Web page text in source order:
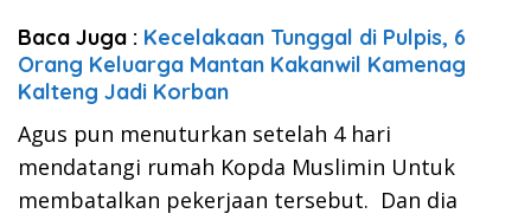
Baca Juga : Kecelakaan Tunggal di Pulpis, 6
Orang Keluarga Mantan Kakanwil Kamenag
Kalteng Jadi Korban
Agus pun menuturkan setelah 4 hari
mendatangi rumah Kopda Muslimin Untuk
membatalkan pekerjaan tersebut. Dan dia